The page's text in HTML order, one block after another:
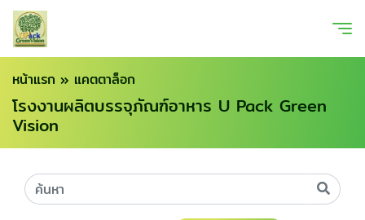
หน้าแรก » แคตตาล็อก
โรงงานผลิตบรรจุภัณฑ์อาหาร U Pack Green
Vision